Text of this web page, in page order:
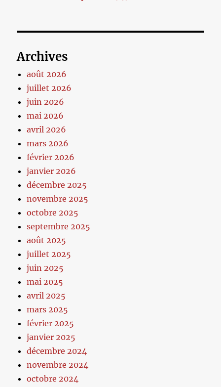
Archives
août 2026
juillet 2026
juin 2026
mai 2026
avril 2026
mars 2026
février 2026
janvier 2026
décembre 2025
novembre 2025
octobre 2025
septembre 2025
août 2025
juillet 2025
juin 2025
mai 2025
avril 2025
mars 2025
février 2025
janvier 2025
décembre 2024
novembre 2024
octobre 2024